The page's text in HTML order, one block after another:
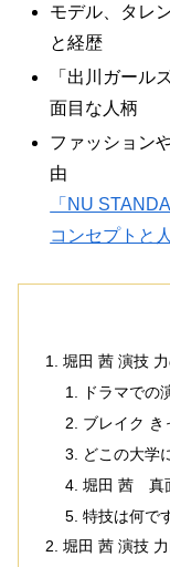
モデル、タレ
と経歴
「出川ガール
面目な人柄
ファッション
由
「NU
コンセプトと
堀田 茜 演技
ドラマで
ブレイク き
どこの大学
堀田 茜 真
特技は何で
堀田 茜 演技